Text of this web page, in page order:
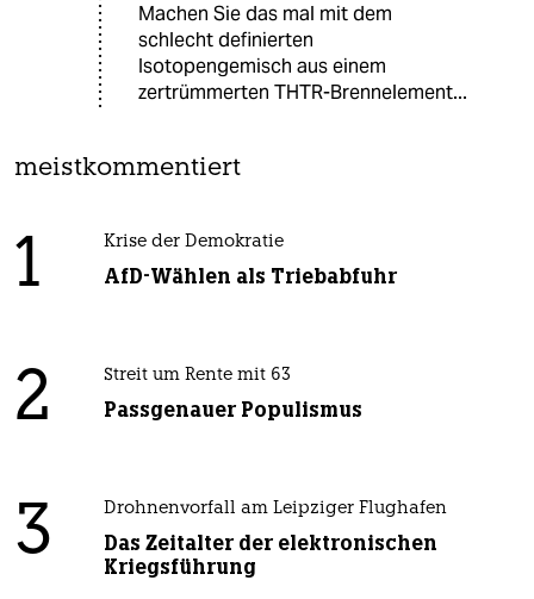
Machen Sie das mal mit dem
schlecht definierten
Isotopengemisch aus einem
zertrümmerten THTR-Brennelement...
meistkommentiert
1 Krise der Demokratie
AfD-Wählen als Triebabfuhr
2 Streit um Rente mit 63
Passgenauer Populismus
3 Drohnenvorfall am Leipziger Flughafen
Das Zeitalter der elektronischen
Kriegsführung